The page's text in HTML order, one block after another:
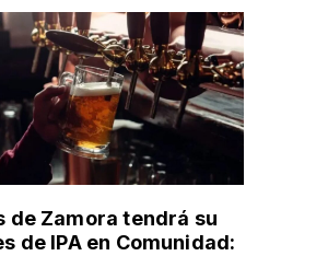
de Zamora tendrá su
de IPA en Comunidad: